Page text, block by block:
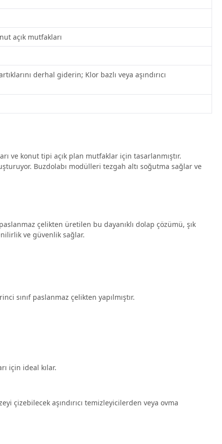
açık mutfakları
derhal giderin; Klor bazlı veya aşındırıcı
ve konut tipi açık plan mutfaklar için tasarlanmıştır.
Buzdolabı modülleri tezgah altı soğutma sağlar ve
çelikten üretilen bu dayanıklı dolap çözümü, şık
ve güvenlik sağlar.
sınıf paslanmaz çelikten yapılmıştır.
için ideal kılar.
çizebilecek aşındırıcı temizleyicilerden veya ovma